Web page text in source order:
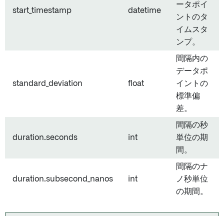
start_timestamp datetime
ータポイ
ントのタ
イムスタ
ンプ。
standard_deviation float
間隔内の
データポ
イントの
標準偏
差。
duration.seconds int
間隔の秒
単位の期
間。
duration.subsecond_nanos int
間隔のナ
ノ秒単位
の期間。